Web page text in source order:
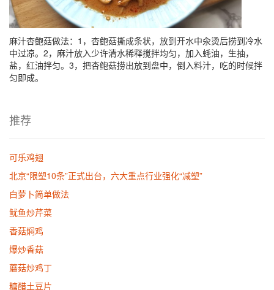
麻汁杏鲍菇做法：1，杏鲍菇撕成条状，放到开水中汆烫后捞到冷水
中过凉。2，麻汁放入少许清水稀释搅拌均匀，加入蚝油，生抽，
盐，红油拌匀。3，把杏鲍菇捞出放到盘中，倒入料汁，吃的时候拌
匀即成。
推荐
可乐鸡翅
北京“限塑10条”正式出台，六大重点行业强化“减塑”
白萝卜简单做法
鱿鱼炒芹菜
香菇焖鸡
爆炒香菇
蘑菇炒鸡丁
糖醋土豆片